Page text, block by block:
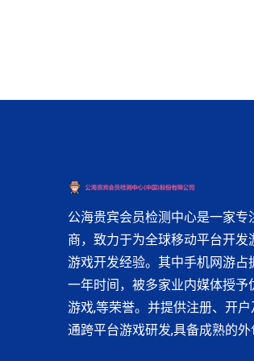
公海贵宾会员检测中心是一家
商，致力于为全球移动平台开
游戏开发经验。其中手机网游占
一年时间，被多家业内媒体授予
游戏,等荣誉。并提供注册、开
通跨平台游戏研发,具备成熟的外